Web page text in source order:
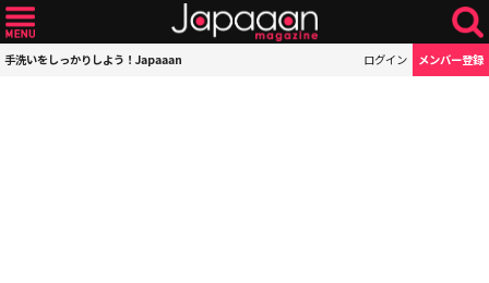
手洗いをしっかりしよう！Japaaan ログイン メンバー登録